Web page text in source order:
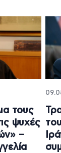
τους
ψυχές
–